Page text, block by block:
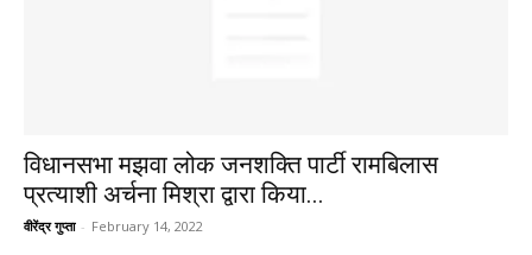
विधानसभा मझवा लोक जनशक्ति पार्टी रामबिलास
प्रत्याशी अर्चना मिश्रा द्वारा किया...
वीरेंद्र गुप्ता - February 14, 2022